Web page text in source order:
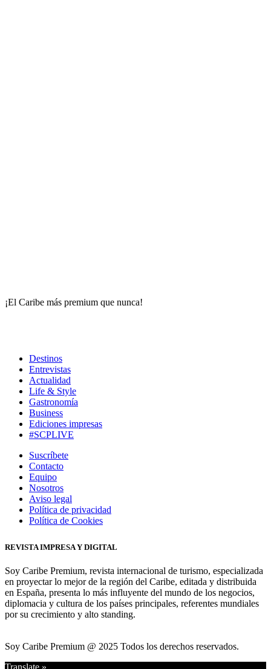
¡El Caribe más premium que nunca!
Destinos
Entrevistas
Actualidad
Life & Style
Gastronomía
Business
Ediciones impresas
#SCPLIVE
Suscríbete
Contacto
Equipo
Nosotros
Aviso legal
Política de privacidad
Política de Cookies
REVISTA IMPRESA Y DIGITAL
Soy Caribe Premium, revista internacional de turismo, especializada
en proyectar lo mejor de la región del Caribe, editada y distribuida
en España, presenta lo más influyente del mundo de los negocios,
diplomacia y cultura de los países principales, referentes mundiales
por su crecimiento y alto standing.
Soy Caribe Premium @ 2025 Todos los derechos reservados.